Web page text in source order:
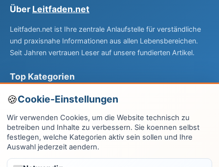
Über Leitfaden.net
Leitfaden.net ist Ihre zentrale Anlaufstelle für verständliche
und praxisnahe Informationen aus allen Lebensbereichen.
Seit Jahren vertrauen Leser auf unsere fundierten Artikel.
Top Kategorien
Computer & EDV
Haus & Garten
Fitness & Gesundheit
Wissen & Lernen
Cookie-Einstellungen
Wir verwenden Cookies, um die Website technisch zu
betreiben und Inhalte zu verbessern. Sie koennen selbst
festlegen, welche Kategorien aktiv sein sollen und Ihre
Auswahl jederzeit aendern.